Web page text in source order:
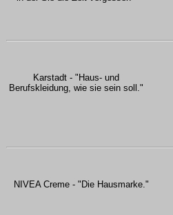
Karstadt - "Haus- und
Berufskleidung, wie sie sein soll."
NIVEA Creme - "Die Hausmarke."